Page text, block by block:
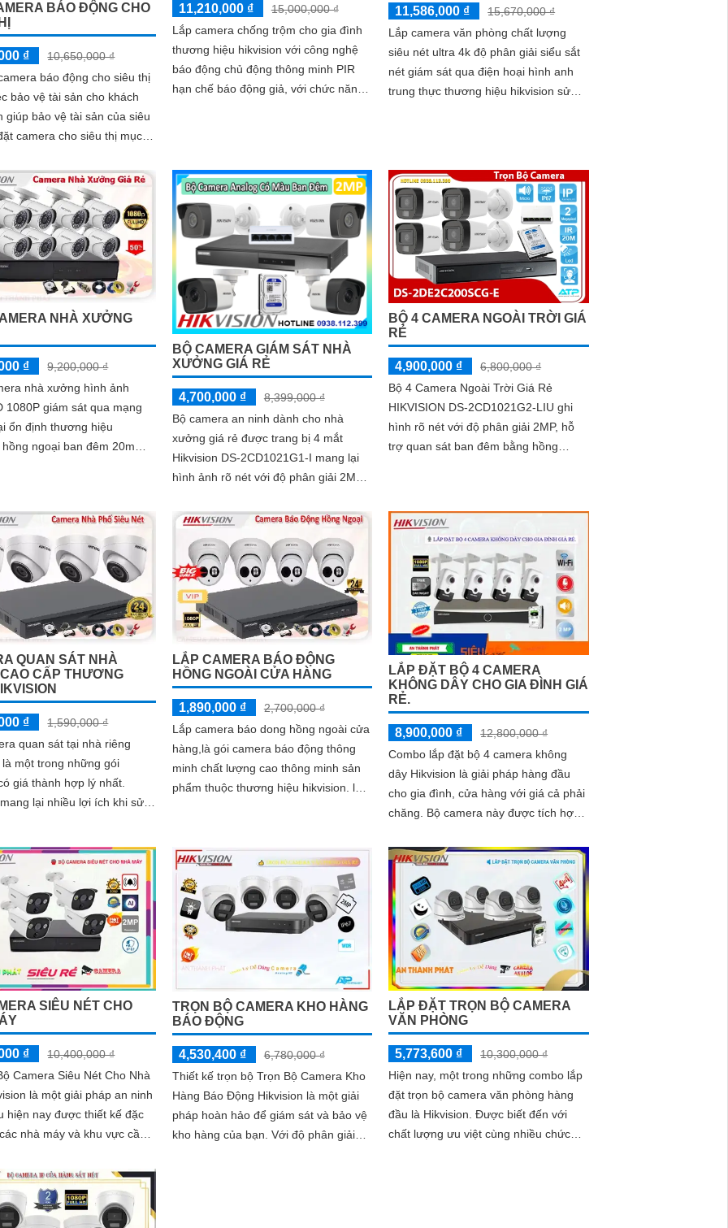
BÁO ĐỘNG CHO
₫
10,650,000 ₫
báo động cho siêu thị
bảo vệ tài sản cho khách
giúp bảo vệ tài sản của siêu
11,210,000 ₫
15,000,000 ₫
Lắp camera chống trộm cho gia đình
thương hiệu hikvision với công nghệ
báo động chủ động thông minh PIR
hạn chế báo động giả, với chức năng
11,586,000 ₫
15,670,000 ₫
Lắp camera văn phòng chất lượng
siêu nét ultra 4k độ phân giải siểu sắt
nét giám sát qua điện hoại hình anh
trung thực thương hiệu hikvision sử
NHÀ XƯỞNG
₫
9,200,000 ₫
nhà xưởng hình ảnh
1080P giám sát qua mạng
ổn định thương hiệu
hồng ngoại ban đêm 20m
BỘ CAMERA GIÁM SÁT NHÀ
XƯỞNG GIÁ RẺ
4,700,000 ₫
8,399,000 ₫
Bộ camera an ninh dành cho nhà
xưởng giá rẻ được trang bị 4 mắt
Hikvision DS-2CD1021G1-I mang lại
hình ảnh rõ nét với độ phân giải 2MP.
H.265+/H.265/H.264+/H
BỘ 4 CAMERA NGOÀI TRỜI GIÁ
RẺ
4,900,000 ₫
6,800,000 ₫
Bộ 4 Camera Ngoài Trời Giá Rẻ
HIKVISION DS-2CD1021G2-LIU ghi
hình rõ nét với độ phân giải 2MP, hỗ
trợ quan sát ban đêm bằng hồng
tốt với chống ngược sáng DWDR,
BLC, giảm nhiễu 3D DNR
QUAN SÁT NHÀ
CAO CẤP THƯƠNG
₫
1,590,000 ₫
quan sát tại nhà riêng
là một trong những gói
giá thành hợp lý nhất.
lại nhiều lợi ích khi sử
LẮP CAMERA BÁO ĐỘNG
HỒNG NGOÀI CỬA HÀNG
1,890,000 ₫
2,700,000 ₫
Lắp camera báo dong hồng ngoài cửa
hàng,là gói camera báo động thông
minh chất lượng cao thông minh sản
phẩm thuộc thương hiệu hikvision. là
LẮP ĐẶT BỘ 4 CAMERA
KHÔNG DÂY CHO GIA ĐÌNH GIÁ
RẺ.
8,900,000 ₫
12,800,000 ₫
Combo lắp đặt bộ 4 camera không
dây Hikvision là giải pháp hàng đầu
cho gia đình, cửa hàng với giá cả phải
chăng. Bộ camera này được tích hợp
âm thanh và phát ra cảnh báo nhanh
chóng
SIÊU NÉT CHO
₫
10,400,000 ₫
Camera Siêu Nét Cho Nhà
là một giải pháp an ninh
hiện nay được thiết kế đặc
nhà máy và khu vực cần
TRỌN BỘ CAMERA KHO HÀNG
BÁO ĐỘNG
4,530,400 ₫
6,780,000 ₫
Thiết kế trọn bộ Trọn Bộ Camera Kho
Hàng Báo Động Hikvision là một giải
pháp hoàn hảo để giám sát và bảo vệ
kho hàng của bạn. Với độ phân giải
LẮP ĐẶT TRỌN BỘ CAMERA
VĂN PHÒNG
5,773,600 ₫
10,300,000 ₫
Hiện nay, một trong những combo lắp
đặt trọn bộ camera văn phòng hàng
đầu là Hikvision. Được biết đến với
chất lượng ưu việt cùng nhiều chức